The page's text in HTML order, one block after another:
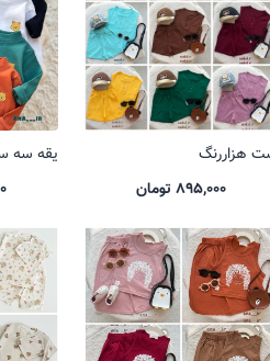
هزاررنگ
895,000 تومان
یقه سه